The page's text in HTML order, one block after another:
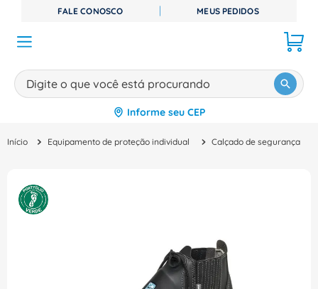
FALE CONOSCO MEUS PEDIDOS
Digite o que você está procurando
Informe seu CEP
Equipamento de proteção individual Calçado de segurança
TERMOS MAIS BUSCADOS
º disjuntor
3º